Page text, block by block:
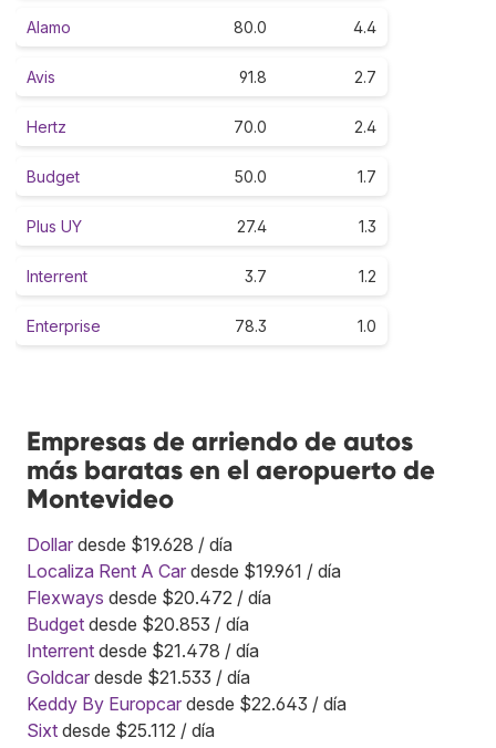
Alamo 80.0 4.4
Avis 91.8 2.7
Hertz 70.0 2.4
Budget 50.0 1.7
Plus UY 27.4 1.3
Interrent 3.7 1.2
Enterprise 78.3 1.0
Empresas de arriendo de autos
más baratas en el aeropuerto de
Montevideo
Dollar desde $19.628 / día
Localiza Rent A Car desde $19.961 / día
Flexways desde $20.472 / día
Budget desde $20.853 / día
Interrent desde $21.478 / día
Goldcar desde $21.533 / día
Keddy By Europcar desde $22.643 / día
Sixt desde $25.112 / día